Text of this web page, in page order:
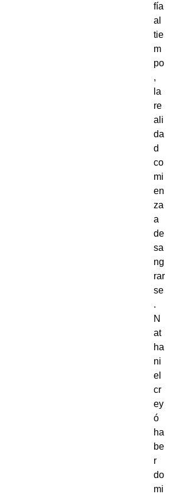
fía
al
tie
m
po
,
la
re
ali
da
d
co
mi
en
za
a
de
sa
ng
rar
se
.
N
at
ha
ni
el
cr
ey
ó
ha
be
r
do
mi